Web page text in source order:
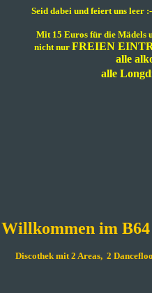
Seid dabei und feiert uns leer
Mit 15 Euros für die Mädels
nicht nur FREIEN
alle
alle
Willkommen im
Discothek mit 2 Areas, 2